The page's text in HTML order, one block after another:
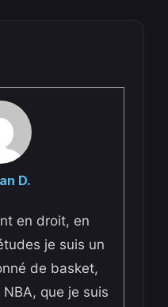
D.
en droit, en
je suis un
de basket,
que je suis